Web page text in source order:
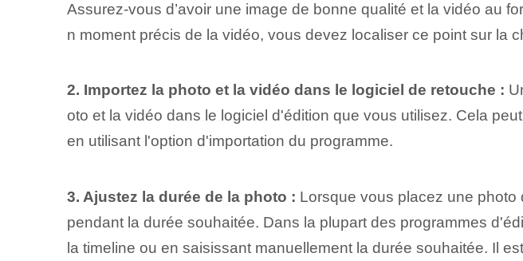
Assurez-vous d’avoir une image de bonne qualité et la vidéo au
n moment précis de la vidéo, vous devez localiser ce point sur la
2. Importez la photo et la vidéo dans le logiciel de retouche :
oto et la vidéo dans le logiciel d'édition que vous utilisez. Cela
en utilisant l'option d'importation du programme.
3. Ajustez la durée de la photo : Lorsque vous placez ‌une photo
pendant⁤ la durée souhaitée. Dans la plupart des programmes
la timeline ou en saisissant manuellement la durée souhaitée. Il